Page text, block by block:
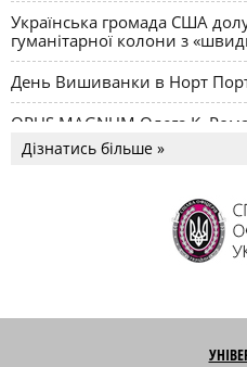
Українська громада США
гуманітарної колони з
День Вишиванки в Норт
OPUS MAGNUM Олега К.
Дізнатись більше »